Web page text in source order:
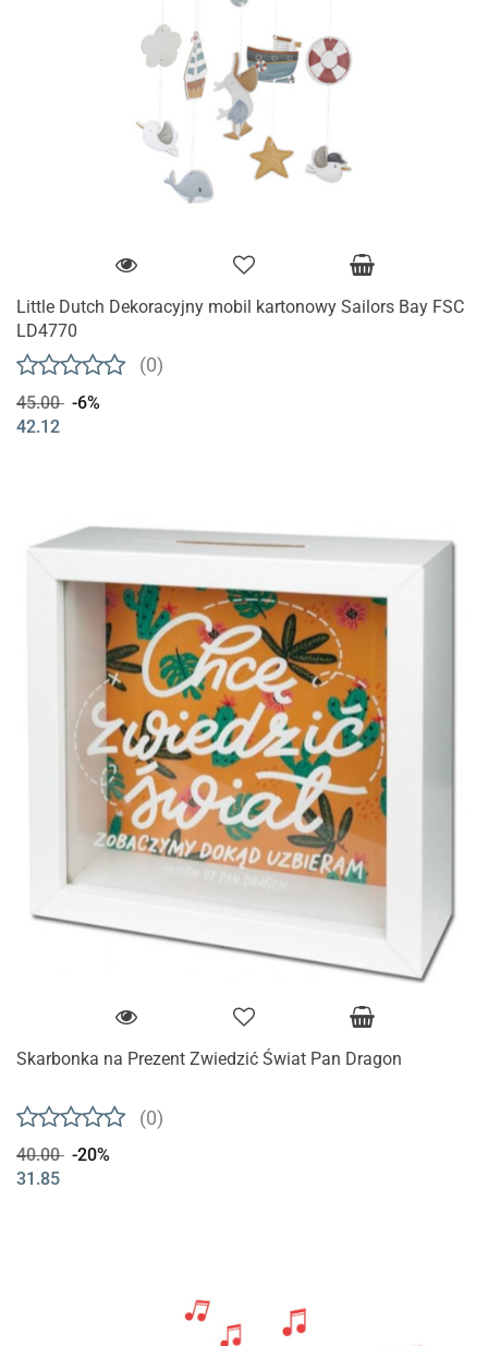
Little Dutch Dekoracyjny mobil kartonowy Sailors Bay FSC
LD4770
(0)
45.00 -6%
42.12
Skarbonka na Prezent Zwiedzić Świat Pan Dragon
(0)
40.00 -20%
31.85